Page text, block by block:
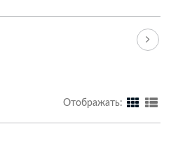
Отображать: